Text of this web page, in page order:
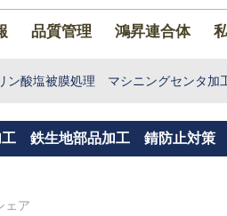
品質管理 鴻昇連合体
ン酸塩被膜処理 マシニングセンタ
鉄生地部品加工 錆防止対策
ェア